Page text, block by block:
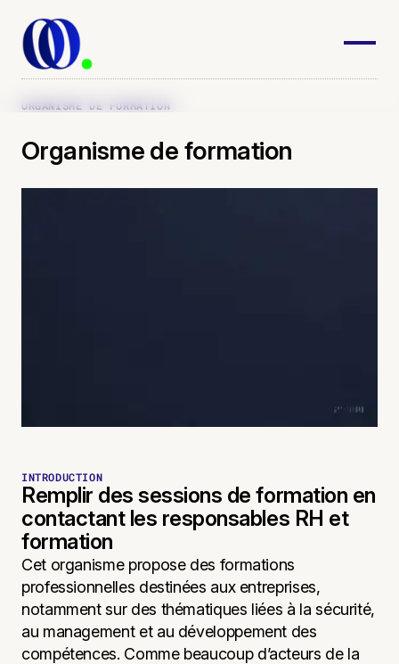
ORGANISME DE FORMATION
Organisme de formation
INTRODUCTION
Remplir des sessions de formation en
contactant les responsables RH et
formation
Cet organisme propose des formations
professionnelles destinées aux entreprises,
notamment sur des thématiques liées à la sécurité,
au management et au développement des
compétences. Comme beaucoup d’acteurs de la